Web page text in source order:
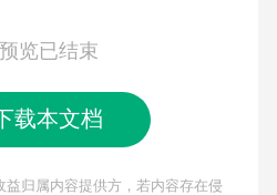
览已结束
载本文档
归属内容提供方，若内容存在侵